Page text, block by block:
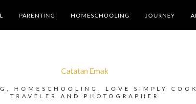
PARENTING HOMESCHOOLING JOURNEY
Catatan Emak
HOMESCHOOLING, LOVE SIMPLY
TRAVELER AND PHOTOGRAPHER